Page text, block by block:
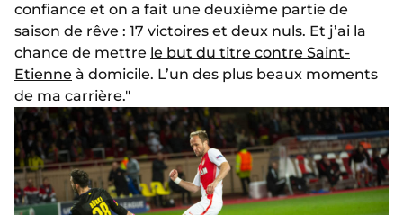
confiance et on a fait une deuxième partie de
saison de rêve : 17 victoires et deux nuls. Et j’ai la
chance de mettre le but du titre contre Saint-
Etienne à domicile. L’un des plus beaux moments
de ma carrière."